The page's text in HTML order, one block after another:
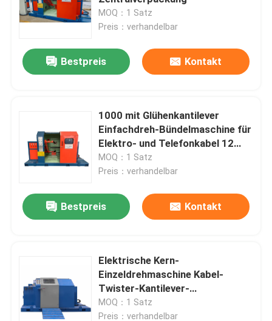
MOQ：1 Satz
Preis：verhandelbar
Bestpreis Kontakt
1000 mit Glühenkantilever
Einfachdreh-Bündelmaschine für
Elektro- und Telefonkabel 12
mm
MOQ：1 Satz
Preis：verhandelbar
Bestpreis Kontakt
Elektrische Kern-
Einzeldrehmaschine Kabel-
Twister-Kantilever-
Einzeldrehmaschine 500 mm
MOQ：1 Satz
Preis：verhandelbar